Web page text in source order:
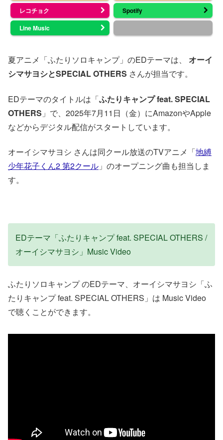
レコチョク
Spotify
Line Music
夏アニメ「ふたりソロキャンプ」のEDテーマは、 オーイ
シマサヨシとSPECIAL OTHERS さんが担当です。
EDテーマのタイトルは「ふたりキャンプ feat. SPECIAL
OTHERS 」で、2025年7月11日（金）にAmazonやApple
などからデジタル配信がスタートしています。
オーイシマサヨシ さんは同クール放送のTVアニメ「地縛
少年花子くん2 第2クール 」のオープニング曲も担当しま
す。
EDテーマ「ふたりキャンプ feat. SPECIAL OTHERS /
オーイシマサヨシ」Music Video
ふたりソロキャンプ のEDテーマ、オーイシマサヨシ「ふ
たりキャンプ feat. SPECIAL OTHERS」は Music Video
で聴くことができます。